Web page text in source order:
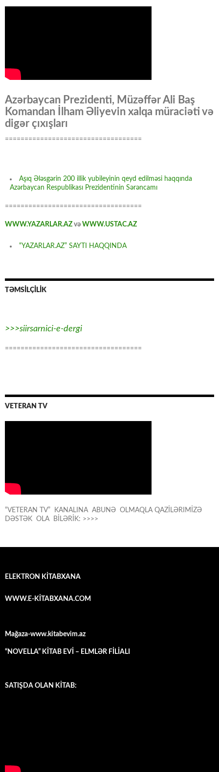
Azərbaycan Prezidenti, Müzəffər Ali Baş
Komandan İlham Əliyevin xalqa müraciəti və
digər çıxışları
===================================
Aşıq Ələsgərin 200 illik yubileyinin qeyd edilməsi haqqında
Azərbaycan Respublikası Prezidentinin Sərəncamı
===================================
WWW.YAZARLAR.AZ və WWW.USTAC.AZ
“YAZARLAR.AZ” SAYTI HAQQINDA
TƏMSİLÇİLİK
>>>siirsarnici-e-dergi
===================================
VETERAN TV
“VETERAN TV” KANALINA ABUNƏ OLMAQLA QAZİLƏRIMİZƏ
DƏSTƏK OLA BİLƏRİK: >>>>
ELEKTRON KİTABXANA
WWW.E-KİTABXANA.COM
Mağaza-www.kitabevim.az
“NOVELLA” KİTAB EVİ – ELMLƏR FİLİALI
SATIŞDA OLAN KİTAB: